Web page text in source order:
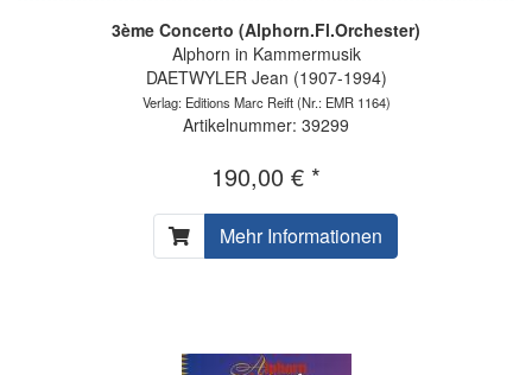
3ème Concerto (Alphorn.Fl.Orchester)
Alphorn in Kammermusik
DAETWYLER Jean (1907-1994)
Verlag: Editions Marc Reift(Nr.: EMR 1164)
Artikelnummer: 39299
190,00 € *
Mehr Informationen